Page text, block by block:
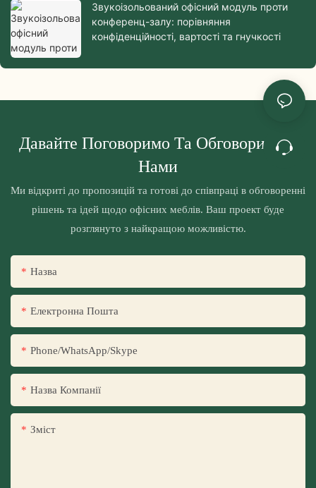
Звукоізольований офісний модуль проти
конференц-залу: порівняння
конфіденційності, вартості та гнучкості
Давайте Поговоримо Та Обговоримо З
Нами
Ми відкриті до пропозицій та готові до співпраці в обговоренні
рішень та ідей щодо офісних меблів. Ваш проект буде
розглянуто з найкращою можливістю.
Назва
Електронна Пошта
Phone/WhatsApp/Skype
Назва Компанії
Зміст